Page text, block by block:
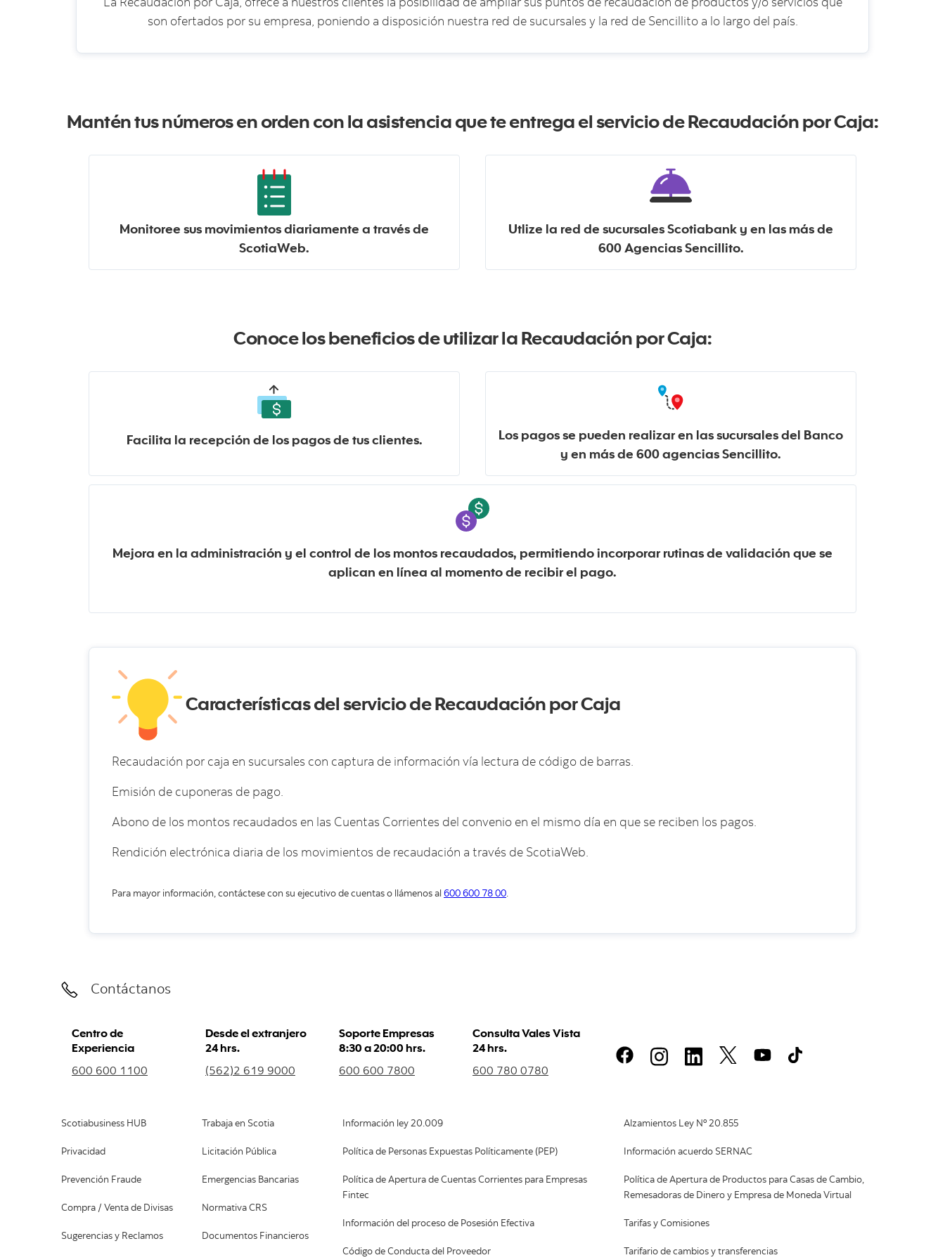
son ofertados por su empresa, poniendo a disposición nuestra red de sucursales y la red de Sencillito a lo largo del país.
Mantén tus números en orden con la asistencia que te entrega el servicio de Recaudación por Caja:
Monitoree sus movimientos diariamente a través de
ScotiaWeb.
Utlize la red de sucursales Scotiabank y en las más de
600 Agencias Sencillito.
Conoce los beneficios de utilizar la Recaudación por Caja:
Facilita la recepción de los pagos de tus clientes.
Los pagos se pueden realizar en las sucursales del Banco
y en más de 600 agencias Sencillito.
Mejora en la administración y el control de los montos recaudados, permitiendo incorporar rutinas de validación que se
aplican en línea al momento de recibir el pago.
Características del servicio de Recaudación por Caja
Recaudación por caja en sucursales con captura de información vía lectura de código de barras.
Emisión de cuponeras de pago.
Abono de los montos recaudados en las Cuentas Corrientes del convenio en el mismo día en que se reciben los pagos.
Rendición electrónica diaria de los movimientos de recaudación a través de ScotiaWeb.
Para mayor información, contáctese con su ejecutivo de cuentas o llámenos al600 600 78 00.
Contáctanos
Centro de
Experiencia
600 600 1100
Desde el extranjero
24 hrs.
(562)2 619 9000
Soporte Empresas
8:30 a 20:00 hrs.
600 600 7800
Consulta Vales Vista
24 hrs.
600 780 0780
Scotiabusiness HUB
Privacidad
Prevención Fraude
Compra / Venta de Divisas
Sugerencias y Reclamos
Trabaja en Scotia
Licitación Pública
Emergencias Bancarias
Normativa CRS
Documentos Financieros
Información ley 20.009
Política de Personas Expuestas Políticamente (PEP)
Política de Apertura de Cuentas Corrientes para Empresas
Fintec
Información del proceso de Posesión Efectiva
Código de Conducta del Proveedor
Alzamientos Ley Nº 20.855
Información acuerdo SERNAC
Política de Apertura de Productos para Casas de Cambio,
Remesadoras de Dinero y Empresa de Moneda Virtual
Tarifas y Comisiones
Tarifario de cambios y transferencias